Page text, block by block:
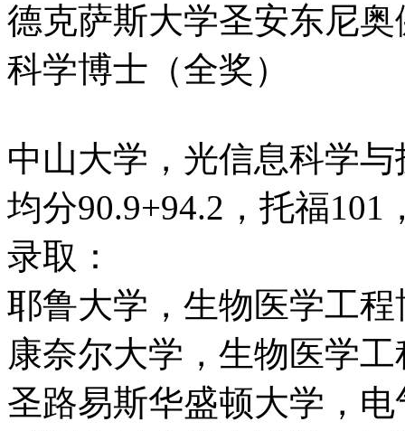
德克萨斯大学圣安东尼
科学博士（全奖）
中山大学，光信息科学
均分90.9+94.2，托福101
录取：
耶鲁大学，生物医学工
康奈尔大学，生物医学
圣路易斯华盛顿大学，